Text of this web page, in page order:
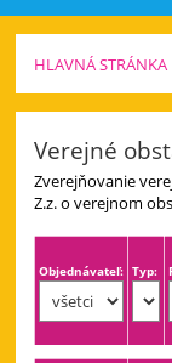
HLAVNÁ STRÁNKA
obstarávanie
Verejné
Zverejňovanie
Z.z. o verejnom
Objednávateľ: Typ: